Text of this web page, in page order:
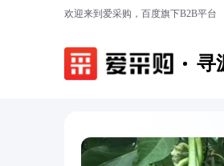
欢迎来到爱采购，百度旗下B2B平台
寻